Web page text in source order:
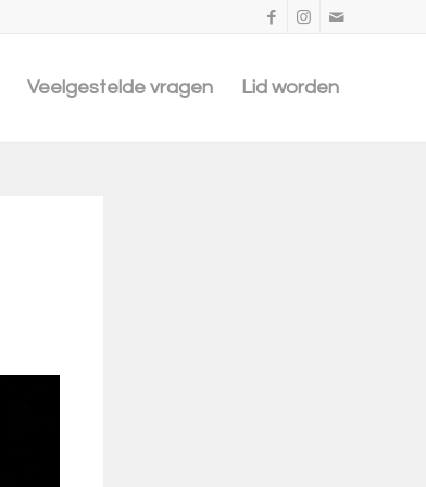
Veelgestelde vragen Lid worden